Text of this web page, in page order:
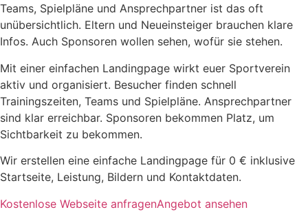
Teams, Spielpläne und Ansprechpartner ist das oft
unübersichtlich. Eltern und Neueinsteiger brauchen klare
Infos. Auch Sponsoren wollen sehen, wofür sie stehen.
Mit einer einfachen Landingpage wirkt euer Sportverein
aktiv und organisiert. Besucher finden schnell
Trainingszeiten, Teams und Spielpläne. Ansprechpartner
sind klar erreichbar. Sponsoren bekommen Platz, um
Sichtbarkeit zu bekommen.
Wir erstellen eine einfache Landingpage für 0 € inklusive
Startseite, Leistung, Bildern und Kontaktdaten.
Kostenlose Webseite anfragenAngebot ansehen